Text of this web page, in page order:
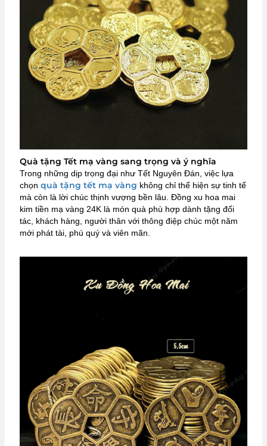
Quà tặng Tết mạ vàng sang trọng và ý nghĩa
Trong những dịp trọng đại như Tết Nguyên Đán, việc lựa
chọn quà tặng tết mạ vàng không chỉ thể hiện sự tinh tế
mà còn là lời chúc thịnh vượng bền lâu. Đồng xu hoa mai
kim tiền mạ vàng 24K là món quà phù hợp dành tặng đối
tác, khách hàng, người thân với thông điệp chúc một năm
mới phát tài, phú quý và viên mãn.